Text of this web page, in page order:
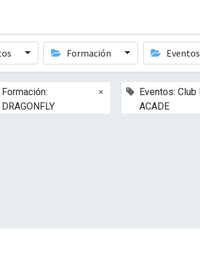
Formación Eventos
Formación:
DRAGONFLY
×
Eventos: Club
ACADE